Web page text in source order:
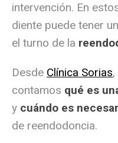
intervención. En
diente puede tener
el turno de la
Desde Clínica Sorias
contamos qué es
y cuándo es
de reendodoncia.